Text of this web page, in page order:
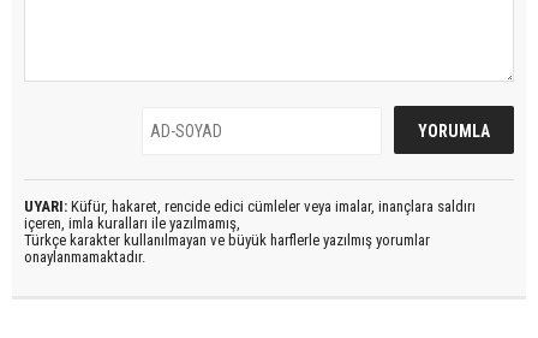
UYARI: Küfür, hakaret, rencide edici cümleler veya imalar, inançlara saldırı
içeren, imla kuralları ile yazılmamış,
Türkçe karakter kullanılmayan ve büyük harflerle yazılmış yorumlar
onaylanmamaktadır.